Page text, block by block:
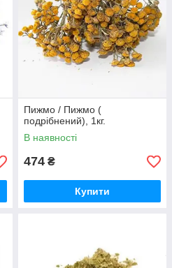
Пижмо / Пижмо (
подрібнений), 1кг.
В наявності
474 ₴
Купити